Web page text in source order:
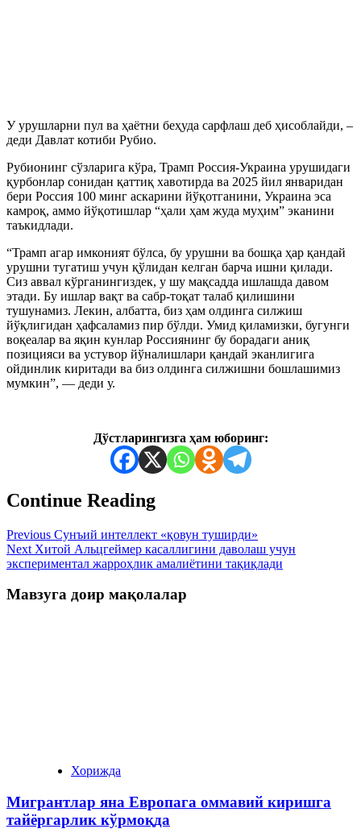
У урушларни пул ва ҳаётни беҳуда сарфлаш деб ҳисоблайди, –
деди Давлат котиби Рубио.
Рубионинг сўзларига кўра, Трамп Россия-Украина урушидаги
қурбонлар сонидан қаттиқ хавотирда ва 2025 йил январидан
бери Россия 100 минг аскарини йўқотганини, Украина эса
камроқ, аммо йўқотишлар “ҳали ҳам жуда муҳим” эканини
таъкидлади.
“Трамп агар имконият бўлса, бу урушни ва бошқа ҳар қандай
урушни тугатиш учун қўлидан келган барча ишни қилади.
Сиз аввал кўрганингиздек, у шу мақсадда ишлашда давом
этади. Бу ишлар вақт ва сабр-тоқат талаб қилишини
тушунамиз. Лекин, албатта, биз ҳам олдинга силжиш
йўқлигидан ҳафсаламиз пир бўлди. Умид қиламизки, бугунги
воқеалар ва яқин кунлар Россиянинг бу борадаги аниқ
позицияси ва устувор йўналишлари қандай эканлигига
ойдинлик киритади ва биз олдинга силжишни бошлашимиз
мумкин”, — деди у.
Дўстларингизга ҳам юборинг:
Continue Reading
Previous Сунъий интеллект «қовун туширди»
Next Хитой Альцгеймер касаллигини даволаш учун
экспериментал жарроҳлик амалиётини тақиқлади
Мавзуга доир мақолалар
Хорижда
Мигрантлар яна Европага оммавий киришга
тайёргарлик кўрмоқда